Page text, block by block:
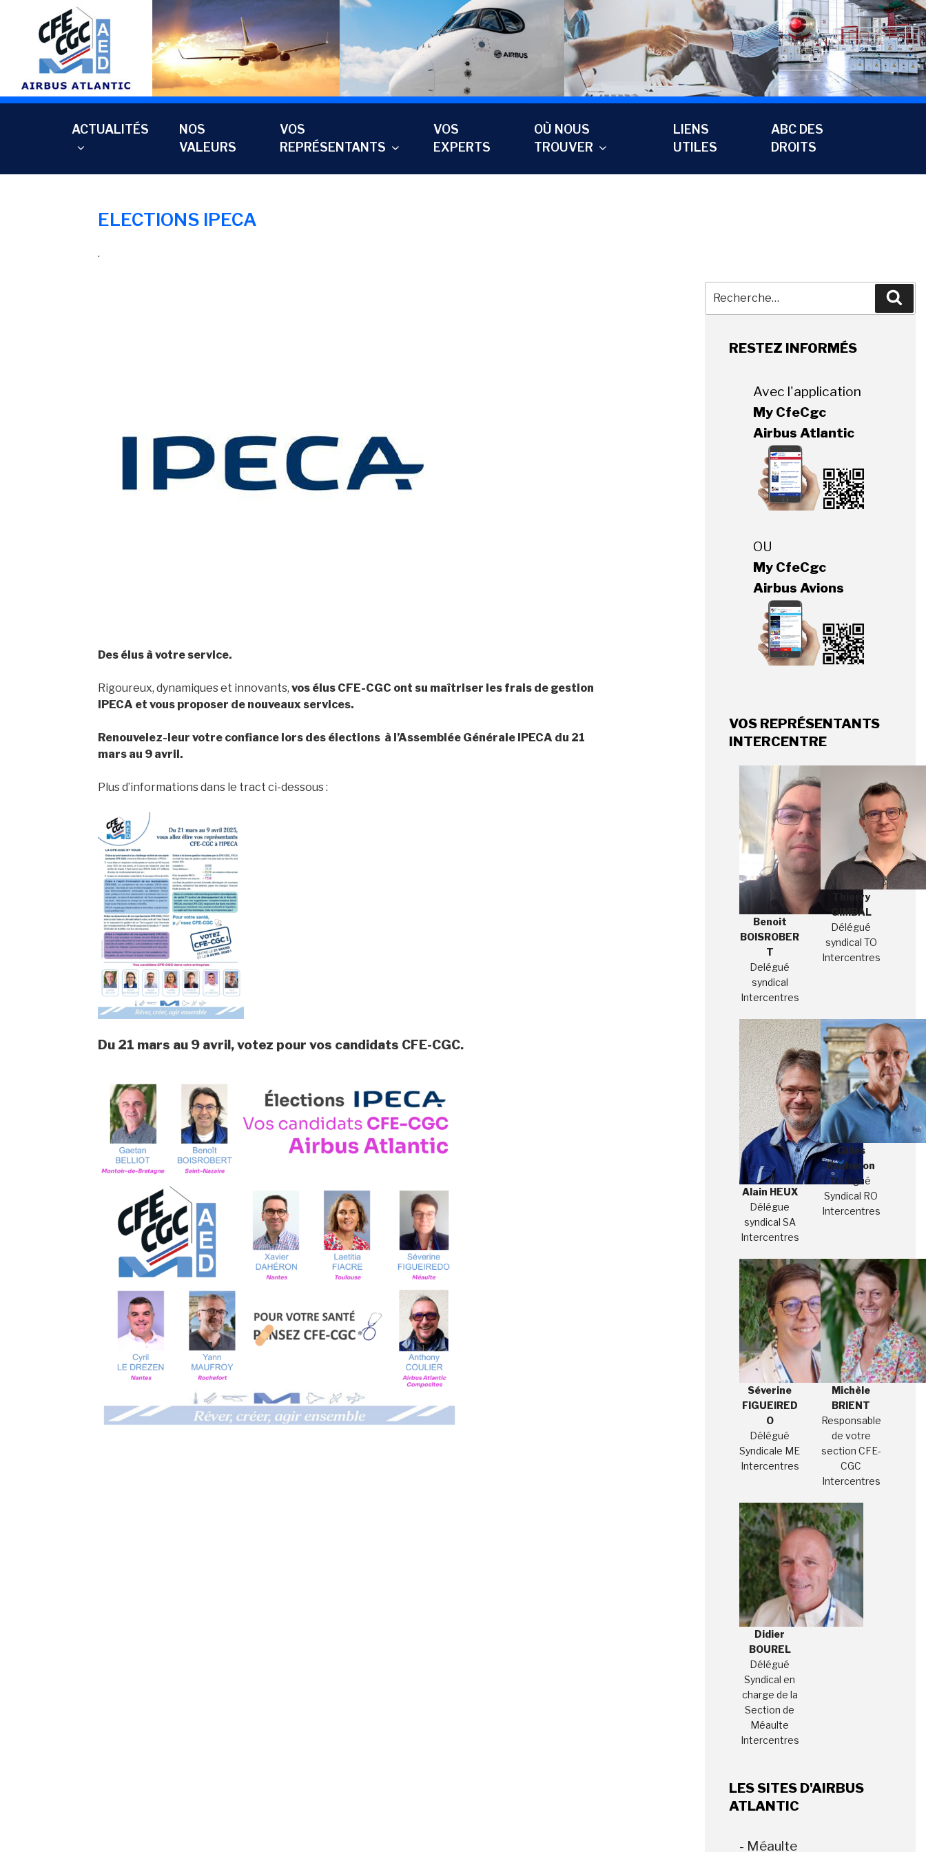
contenu
principal
ACTUALITÉS
NOS
VALEURS
VOS
REPRÉSENTANTS
VOS
EXPERTS
OÙ NOUS
TROUVER
LIENS
UTILES
ABC DES
DROITS
ELECTIONS IPECA
.
Des élus à votre service.
Rigoureux, dynamiques et innovants,vos élus CFE-CGC ont su maîtriser les frais de gestion
IPECA et vous proposer de nouveaux services.
Renouvelez-leur votre confiance lors des élections à l’Assemblée Générale IPECA du 21
mars au 9 avril.
Plus d’informations dans le tract ci-dessous :
Du 21 mars au 9 avril, votez pour vos candidats CFE-CGC.
pour
RESTEZ INFORMÉS
Avec l'application
My CfeCgc
Airbus Atlantic
OU
My CfeCgc
Airbus Avions
VOS REPRÉSENTANTS
INTERCENTRE
Benoit
BOISROBER
T
Delégué
syndical
Intercentres
Thierry
GIMBAL
Délégué
syndical TO
Intercentres
Alain HEUX
Délégue
syndical SA
Intercentres
Gilles
Rocheron
Délégué
Syndical RO
Intercentres
Séverine
FIGUEIRED
O
Délégué
Syndicale ME
Intercentres
Michèle
BRIENT
Responsable
de votre
section CFE-
CGC
Intercentres
Didier
BOUREL
Délégué
Syndical en
charge de la
Section de
Méaulte
Intercentres
LES SITES D'AIRBUS
ATLANTIC
- Méaulte